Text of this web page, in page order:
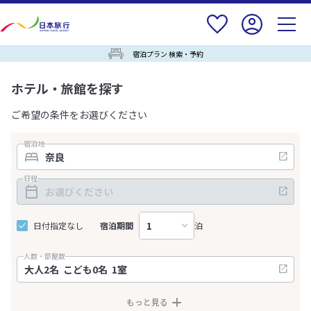
宿泊プラン 検索・予約
ホテル・旅館を探す
ご希望の条件をお選びください
宿泊地
日程
日付指定なし 宿泊期間 泊
人数・部屋数
もっと見る